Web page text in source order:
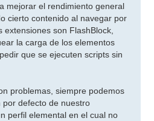
mejorar el rendimiento general
cierto contenido al navegar por
extensiones son FlashBlock,
la carga de los elementos
que se ejecuten scripts sin
problemas, siempre podemos
defecto de nuestro
perfil elemental en el cual no